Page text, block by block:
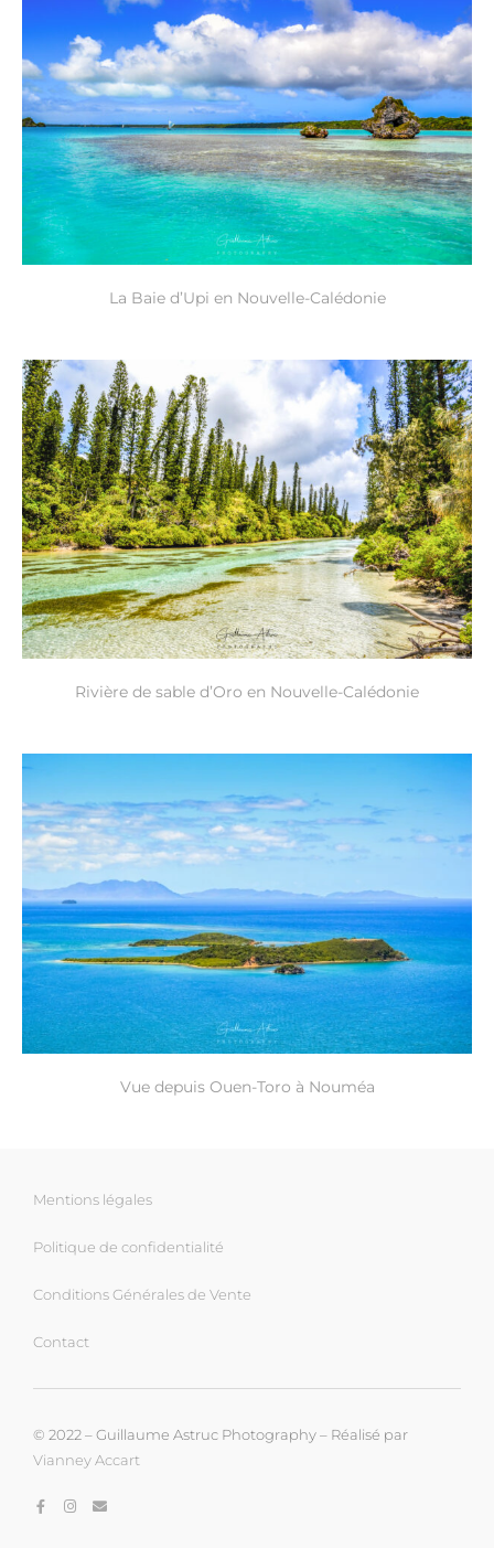
La Baie d’Upi en Nouvelle-Calédonie
Rivière de sable d’Oro en Nouvelle-Calédonie
Vue depuis Ouen-Toro à Nouméa
Mentions légales
Politique de confidentialité
Conditions Générales de Vente
Contact
© 2022 – Guillaume Astruc Photography – Réalisé par
Vianney Accart